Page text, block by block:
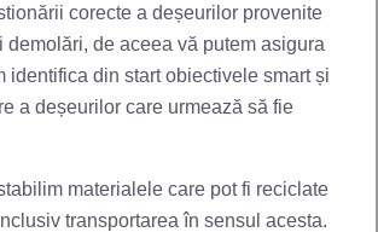
corecte a deșeurilor provenite
demolări, de aceea vă putem asigura
identifica din start obiectivele smart și
a deșeurilor care urmează să fie
materialele care pot fi reciclate
transportarea în sensul acesta.